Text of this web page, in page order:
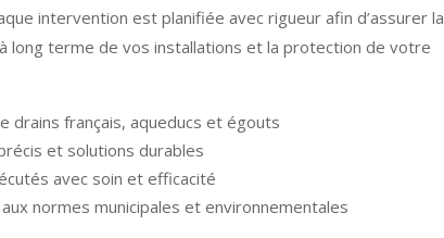
intervention est planifiée avec rigueur afin d’assurer la
long terme de vos installations et la protection de votre
drains français, aqueducs et égouts
et solutions durables
avec soin et efficacité
normes municipales et environnementales